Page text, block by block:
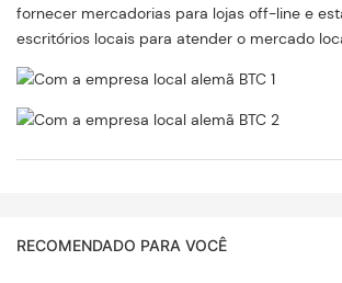
fornecer mercadorias para lojas off-line e
escritórios locais para atender o mercado
RECOMENDADO PARA VOCÊ